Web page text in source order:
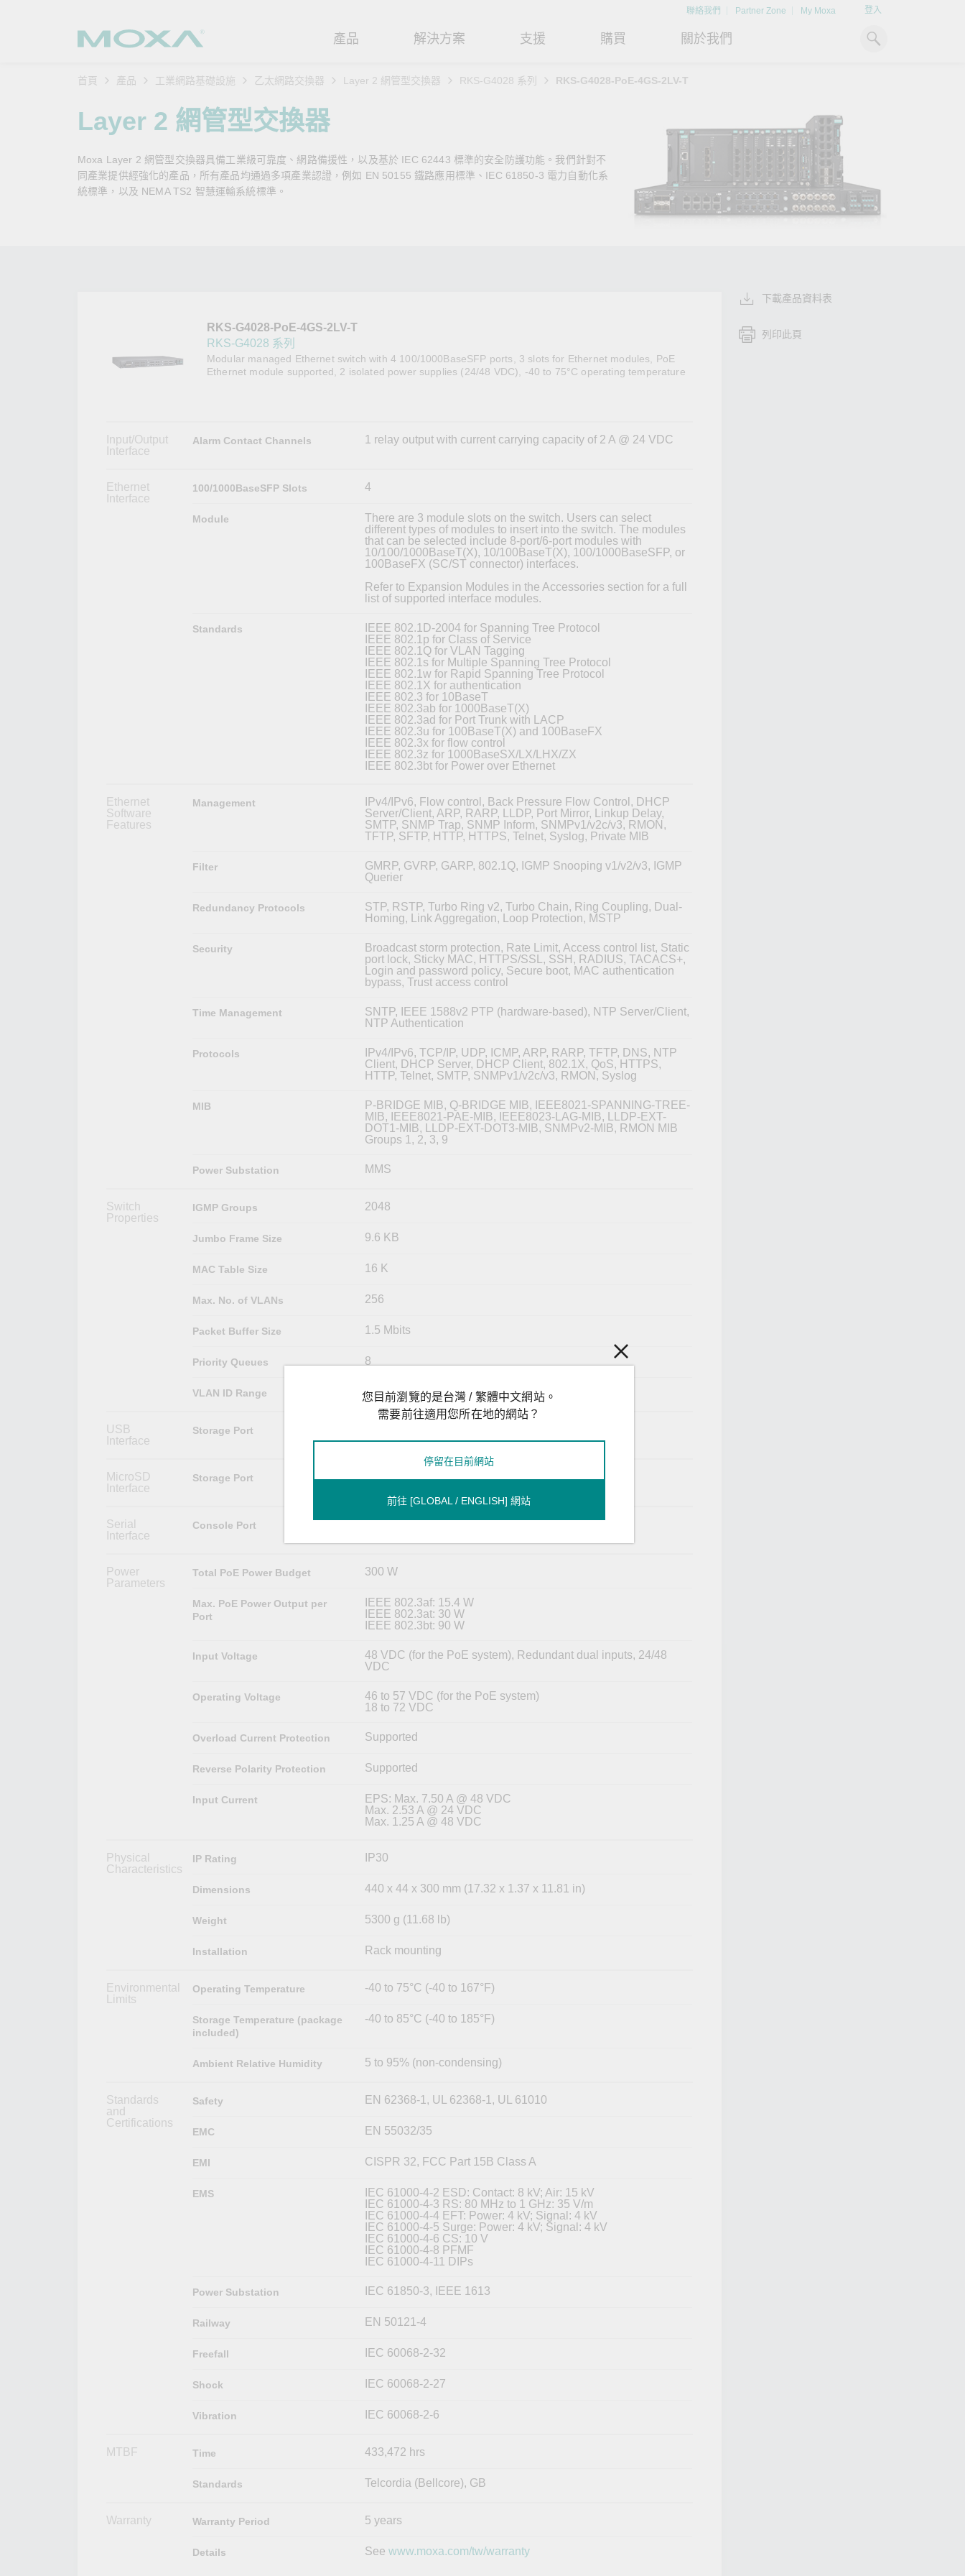
聯絡我們 Partner Zone My Moxa 登入
產品
工業網路基礎設施
安全路由器
無線 AP/橋接器/用戶端
網路安全設備
串列轉接器
x86 電腦
ARM 電腦
平板電腦
解決方案
產業聚焦
軌道運輸
電力能源
時效性網路 (TSN)
強化 OT 網路安全
閱讀更多網路安全專文以掌握
專家對工業網路安全的見解與
掌握綠能脈動
探索 BESS（電池儲能系統）
如何引領能源轉型，打造更潔
閱讀更多網路安全專
專家對工業網路安全
支援
產品支援
產品 FAQs
安全公告
保固政策
文件資料庫
案例研究
技術專文資料庫
購買
購買方式
關於我們
關於我們
緣起與創新
客戶經驗與成功
新聞與活動
創造永續價值 Moxa 人才小聯盟系統
如同美國職棒聯盟的人才育
成，我們發展 Moxa 人才小聯
首頁 產品 工業網路基礎設施 乙太網路交換器 Layer 2 網管型交換器 RKS-G4028 系列 RKS-G4028-PoE-4GS-2LV-T
Layer 2 網管型交換器
Moxa Layer 2 網管型交換器具備工業級可靠度、網路備援性，以及基於 IEC 62443 標準的安全防護功能。我們針對不
同產業提供經強化的產品，所有產品均通過多項產業認證，例如 EN 50155 鐵路應用標準、IEC 61850-3 電力自動化系
統標準，以及 NEMA TS2 智慧運輸系統標準。
RKS-G4028-PoE-4GS-2LV-T
RKS-G4028 系列
Modular managed Ethernet switch with 4 100/1000BaseSFP ports, 3 slots for Ethernet modules, PoE
Ethernet module supported, 2 isolated power supplies (24/48 VDC), -40 to 75°C operating temperature
Input/Output
Interface
Alarm Contact Channels 1 relay output with current carrying capacity of 2 A @ 24 VDC
Ethernet
Interface
100/1000BaseSFP Slots 4
Module
There are 3 module slots on the switch. Users can select
different types of modules to insert into the switch. The modules
that can be selected include 8-port/6-port modules with
10/100/1000BaseT(X), 10/100BaseT(X), 100/1000BaseSFP, or
100BaseFX (SC/ST connector) interfaces.
Refer to Expansion Modules in the Accessories section for a full
list of supported interface modules.
Standards
IEEE 802.1D-2004 for Spanning Tree Protocol
IEEE 802.1p for Class of Service
IEEE 802.1Q for VLAN Tagging
IEEE 802.1s for Multiple Spanning Tree Protocol
IEEE 802.1w for Rapid Spanning Tree Protocol
IEEE 802.1X for authentication
IEEE 802.3 for 10BaseT
IEEE 802.3ab for 1000BaseT(X)
IEEE 802.3ad for Port Trunk with LACP
IEEE 802.3u for 100BaseT(X) and 100BaseFX
IEEE 802.3x for flow control
IEEE 802.3z for 1000BaseSX/LX/LHX/ZX
IEEE 802.3bt for Power over Ethernet
Ethernet
Software
Features
Management
IPv4/IPv6, Flow control, Back Pressure Flow Control, DHCP
Server/Client, ARP, RARP, LLDP, Port Mirror, Linkup Delay,
SMTP, SNMP Trap, SNMP Inform, SNMPv1/v2c/v3, RMON,
TFTP, SFTP, HTTP, HTTPS, Telnet, Syslog, Private MIB
Filter
GMRP, GVRP, GARP, 802.1Q, IGMP Snooping v1/v2/v3, IGMP
Querier
Redundancy Protocols
STP, RSTP, Turbo Ring v2, Turbo Chain, Ring Coupling, Dual-
Homing, Link Aggregation, Loop Protection, MSTP
Security
Broadcast storm protection, Rate Limit, Access control list, Static
port lock, Sticky MAC, HTTPS/SSL, SSH, RADIUS, TACACS+,
Login and password policy, Secure boot, MAC authentication
bypass, Trust access control
Time Management
SNTP, IEEE 1588v2 PTP (hardware-based), NTP Server/Client,
NTP Authentication
Protocols
IPv4/IPv6, TCP/IP, UDP, ICMP, ARP, RARP, TFTP, DNS, NTP
Client, DHCP Server, DHCP Client, 802.1X, QoS, HTTPS,
HTTP, Telnet, SMTP, SNMPv1/v2c/v3, RMON, Syslog
MIB
P-BRIDGE MIB, Q-BRIDGE MIB, IEEE8021-SPANNING-TREE-
MIB, IEEE8021-PAE-MIB, IEEE8023-LAG-MIB, LLDP-EXT-
DOT1-MIB, LLDP-EXT-DOT3-MIB, SNMPv2-MIB, RMON MIB
Groups 1, 2, 3, 9
Power Substation MMS
Switch
Properties
IGMP Groups 2048
Jumbo Frame Size 9.6 KB
MAC Table Size 16 K
Max. No. of VLANs 256
Packet Buffer Size 1.5 Mbits
Priority Queues 8
VLAN ID Range VID 1 to 4094
USB
Interface
Storage Port
MicroSD
Interface
Storage Port MicroSD card
Serial
Interface
Console Port RS-232 (RJ45)
Power
Parameters
Total PoE Power Budget 300 W
Max. PoE Power Output per
Port
IEEE 802.3af: 15.4 W
IEEE 802.3at: 30 W
IEEE 802.3bt: 90 W
Input Voltage
48 VDC (for the PoE system), Redundant dual inputs, 24/48
VDC
Operating Voltage
46 to 57 VDC (for the PoE system)
18 to 72 VDC
Overload Current Protection Supported
Reverse Polarity Protection Supported
Input Current
EPS: Max. 7.50 A @ 48 VDC
Max. 2.53 A @ 24 VDC
Max. 1.25 A @ 48 VDC
Physical
Characteristics
IP Rating IP30
Dimensions 440 x 44 x 300 mm (17.32 x 1.37 x 11.81 in)
Weight 5300 g (11.68 lb)
Installation Rack mounting
Environmental
Limits
Operating Temperature -40 to 75°C (-40 to 167°F)
Storage Temperature (package
included)
-40 to 85°C (-40 to 185°F)
Ambient Relative Humidity 5 to 95% (non-condensing)
Standards
and
Certifications
Safety EN 62368-1, UL 62368-1, UL 61010
EMC EN 55032/35
EMI CISPR 32, FCC Part 15B Class A
EMS
IEC 61000-4-2 ESD: Contact: 8 kV; Air: 15 kV
IEC 61000-4-3 RS: 80 MHz to 1 GHz: 35 V/m
IEC 61000-4-4 EFT: Power: 4 kV; Signal: 4 kV
IEC 61000-4-5 Surge: Power: 4 kV; Signal: 4 kV
IEC 61000-4-6 CS: 10 V
IEC 61000-4-8 PFMF
IEC 61000-4-11 DIPs
Power Substation IEC 61850-3, IEEE 1613
Railway EN 50121-4
Freefall IEC 60068-2-32
Shock IEC 60068-2-27
Vibration IEC 60068-2-6
MTBF Time 433,472 hrs
Standards Telcordia (Bellcore), GB
Warranty Warranty Period 5 years
Details See www.moxa.com/tw/warranty
下載產品資料表
列印此頁
您目前瀏覽的是台灣 / 繁體中文網站。
需要前往適用您所在地的網站？
停留在目前網站
前往 [GLOBAL / ENGLISH] 網站